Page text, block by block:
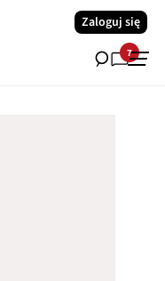
Zaloguj się
7